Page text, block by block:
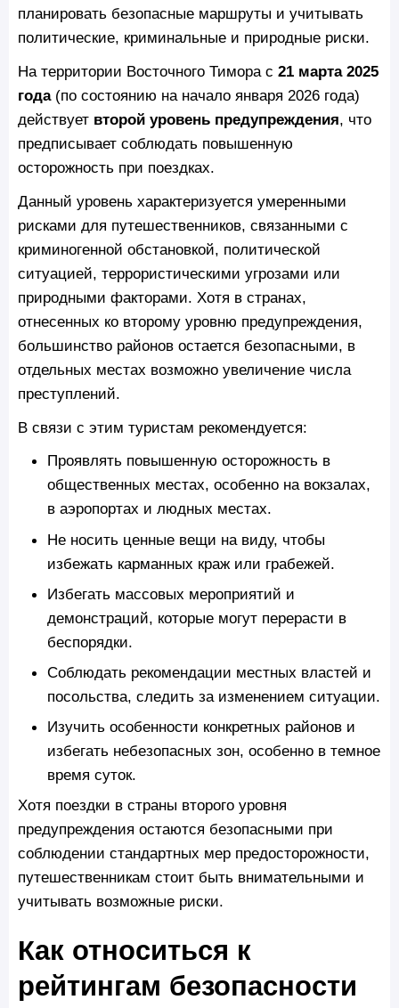
планировать безопасные маршруты и учитывать
политические, криминальные и природные риски.
На территории Восточного Тимора с 21 марта 2025
года(по состоянию на начало января 2026 года)
действует второй уровень предупреждения, что
предписывает соблюдать повышенную
осторожность при поездках.
Данный уровень характеризуется умеренными
рисками для путешественников, связанными с
криминогенной обстановкой, политической
ситуацией, террористическими угрозами или
природными факторами. Хотя в странах,
отнесенных ко второму уровню предупреждения,
большинство районов остается безопасными, в
отдельных местах возможно увеличение числа
преступлений.
В связи с этим туристам рекомендуется:
Проявлять повышенную осторожность в
общественных местах, особенно на вокзалах,
в аэропортах и людных местах.
Не носить ценные вещи на виду, чтобы
избежать карманных краж или грабежей.
Избегать массовых мероприятий и
демонстраций, которые могут перерасти в
беспорядки.
Соблюдать рекомендации местных властей и
посольства, следить за изменением ситуации.
Изучить особенности конкретных районов и
избегать небезопасных зон, особенно в темное
время суток.
Хотя поездки в страны второго уровня
предупреждения остаются безопасными при
соблюдении стандартных мер предосторожности,
путешественникам стоит быть внимательными и
учитывать возможные риски.
Как относиться к
рейтингам безопасности